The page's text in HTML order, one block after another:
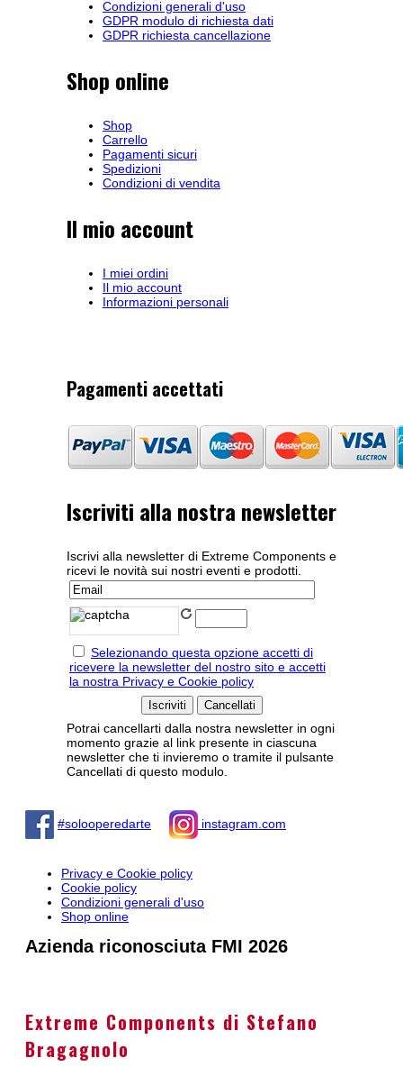
Condizioni generali d'uso
GDPR modulo di richiesta dati
GDPR richiesta cancellazione
Shop online
Shop
Carrello
Pagamenti sicuri
Spedizioni
Condizioni di vendita
Il mio account
I miei ordini
Il mio account
Informazioni personali
Pagamenti accettati
Iscriviti alla nostra newsletter
Iscrivi alla newsletter di Extreme Components e
ricevi le novità sui nostri eventi e prodotti.
Selezionando questa opzione accetti di
ricevere la newsletter del nostro sito e accetti
la nostra Privacy e Cookie policy
Potrai cancellarti dalla nostra newsletter in ogni
momento grazie al link presente in ciascuna
newsletter che ti invieremo o tramite il pulsante
Cancellati di questo modulo.
#solooperedarte instagram.com
Privacy e Cookie policy
Cookie policy
Condizioni generali d'uso
Shop online
Azienda riconosciuta FMI 2026
Extreme Components di Stefano
Bragagnolo